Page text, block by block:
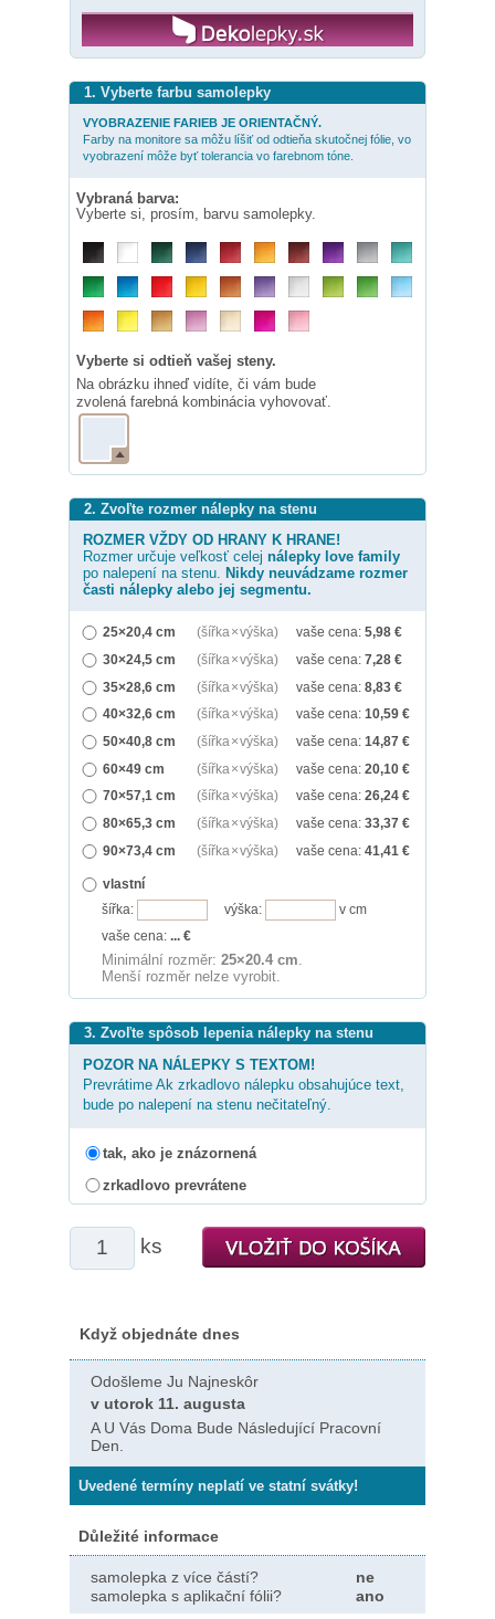
1. Vyberte farbu samolepky
VYOBRAZENIE FARIEB JE ORIENTAČNÝ.
Farby na monitore sa môžu líšiť od odtieňa skutočnej fólie, vo
vyobrazení môže byť tolerancia vo farebnom tóne.
Vybraná barva:
Vyberte si, prosím, barvu samolepky.
Vyberte si odtieň vašej steny.
Na obrázku ihneď vidíte, či vám bude
zvolená farebná kombinácia vyhovovať.
2. Zvoľte rozmer nálepky na stenu
ROZMER VŽDY OD HRANY K HRANE!
Rozmer určuje veľkosť celej nálepky love family
po nalepení na stenu. Nikdy neuvádzame rozmer
časti nálepky alebo jej segmentu.
25×20,4 cm (šířka × výška) vaše cena: 5,98 €
30×24,5 cm
(šířka × výška) vaše cena: 7,28 €
35×28,6 cm
(šířka × výška) vaše cena: 8,83 €
40×32,6 cm
(šířka × výška) vaše cena: 10,59 €
50×40,8 cm
(šířka × výška) vaše cena: 14,87 €
60×49 cm
(šířka × výška) vaše cena: 20,10 €
70×57,1 cm
(šířka × výška) vaše cena: 26,24 €
80×65,3 cm
(šířka × výška) vaše cena: 33,37 €
90×73,4 cm
(šířka × výška) vaše cena: 41,41 €
vlastní
šířka:
výška:
v cm
vaše cena:
€
Minimální rozměr: 25×20.4 cm
Menší rozměr nelze vyrobit.
3. Zvoľte spôsob lepenia nálepky na stenu
POZOR NA NÁLEPKY S TEXTOM!
Prevrátime Ak zrkadlovo nálepku obsahujúce text,
bude po nalepení na stenu nečitateľný.
tak, ako je znázornená
zrkadlovo prevrátene
ks
Když objednáte dnes
Odošleme Ju Najneskôr
v utorok 11. augusta
A U Vás Doma Bude Následující Pracovní
Den.
Uvedené termíny neplatí ve statní svátky!
Důležité informace
samolepka z více částí?
ne
samolepka s aplikační fólii?
ano